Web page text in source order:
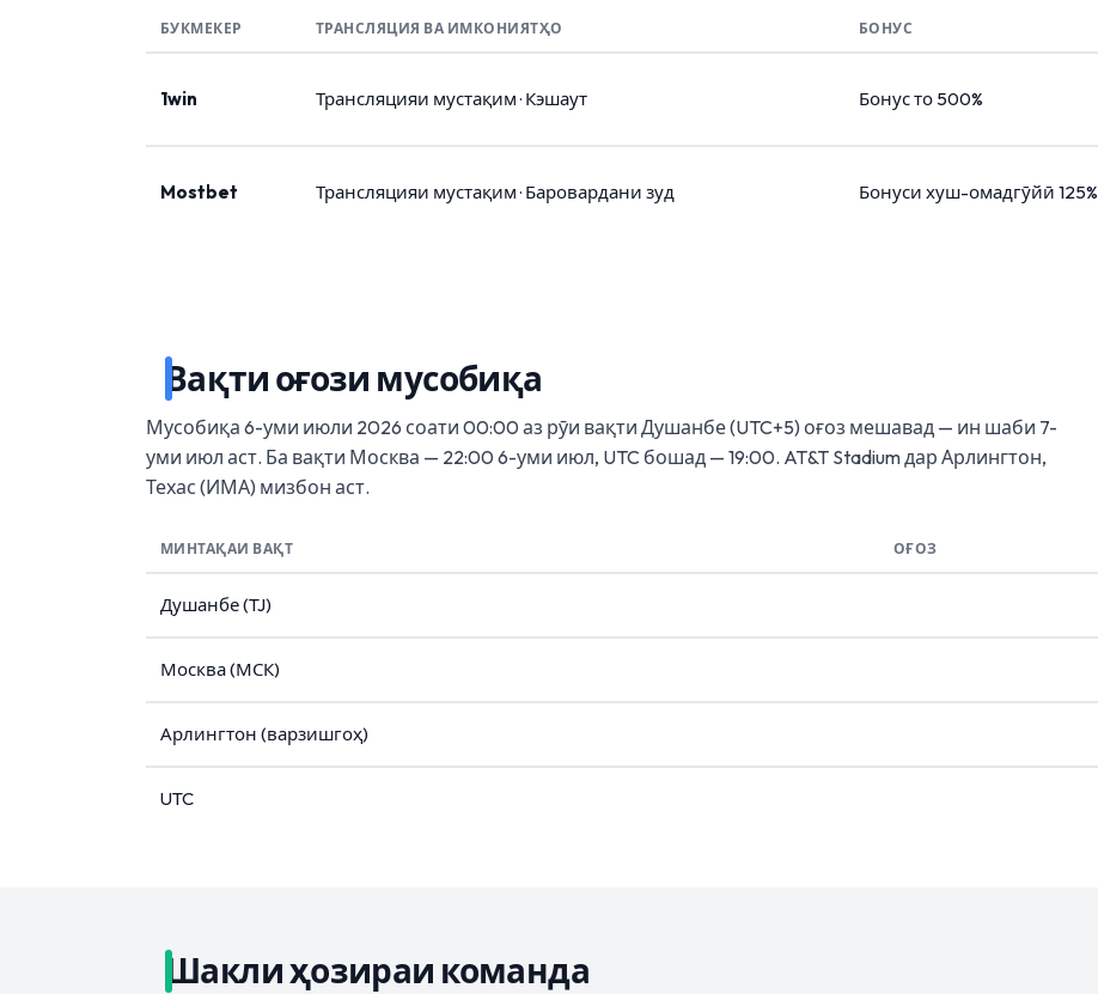
БУКМЕКЕР ТРАНСЛЯЦИЯ ВА ИМКОНИЯТҲО БОНУС
1win Трансляцияи мустақим · Кэшаут Бонус то 500%
Mostbet Трансляцияи мустақим · Баровардани зуд Бонуси хуш-омадгӯйӣ 125%
Вақти оғози мусобиқа
Мусобиқа 6-уми июли 2026 соати 00:00 аз рӯи вақти Душанбе (UTC+5) оғоз мешавад — ин шаби 7-
уми июл аст. Ба вақти Москва — 22:00 6-уми июл, UTC бошад — 19:00. AT&T Stadium дар Арлингтон,
Техас (ИМА) мизбон аст.
МИНТАҚАИ ВАҚТ ОҒОЗ
Душанбе (TJ)
Москва (МСК)
Арлингтон (варзишгоҳ)
UTC
Шакли ҳозираи команда